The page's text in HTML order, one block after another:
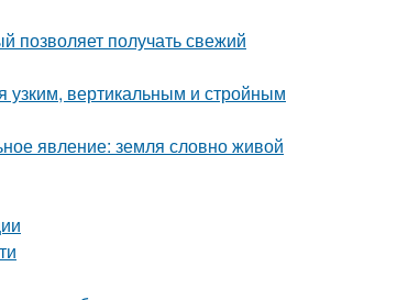
позволяет получать свежий
узким, вертикальным и стройным
явление: земля словно живой